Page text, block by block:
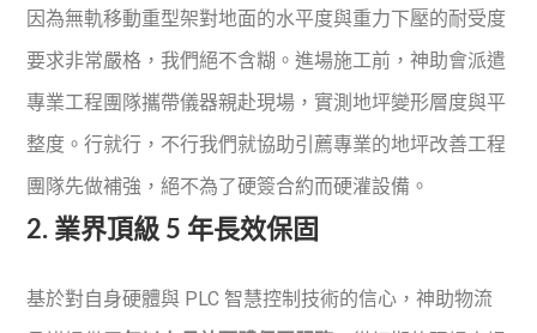
因為無軌移動重型架對地面的水平度與重力下壓的耐受度
要求非常嚴格，我們絕不含糊。進場施工前，神助會派遣
專業工程團隊攜帶儀器親赴現場，實測地坪變形層度與平
整度。行就行，不行我們就協助引薦專業的地坪改善工程
團隊先做補強，絕不為了硬簽合約而硬灌設備。
2. 業界頂級 5 年長效保固
基於對自身硬體與 PLC 智慧控制技術的信心，神助物流